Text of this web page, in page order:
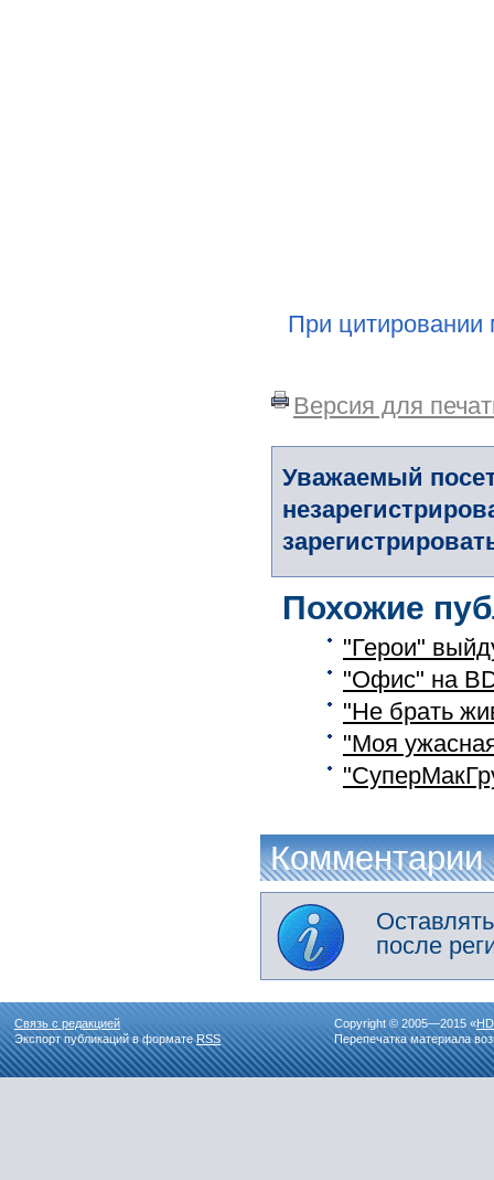
При цитировании
Версия для
Уважаемый
Похожие
"Герои"
"Офис" на
"Не брать
"Моя
Комментарии
после
Связь с редакцией
Экспорт публикаций в форматеRSS
Copyright © 2005—2015 «
Перепечатка материала